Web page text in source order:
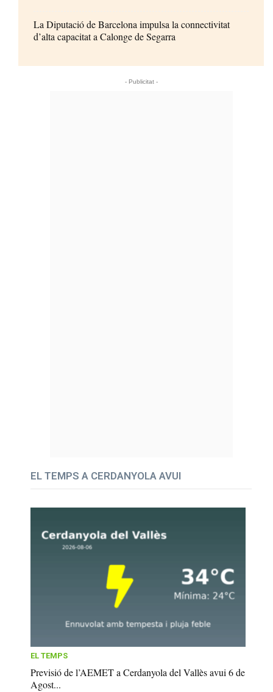
La Diputació de Barcelona impulsa la connectivitat
d’alta capacitat a Calonge de Segarra
- Publicitat -
EL TEMPS A CERDANYOLA AVUI
EL TEMPS
Previsió de l’AEMET a Cerdanyola del Vallès avui 6 de
Agost...